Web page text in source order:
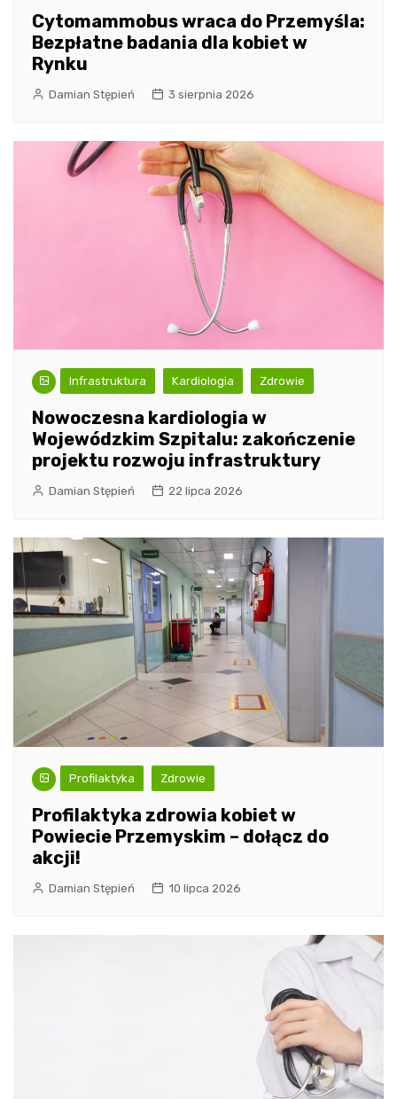
Cytomammobus wraca do Przemyśla:
Bezpłatne badania dla kobiet w
Rynku
Damian Stępień 3 sierpnia 2026
Infrastruktura Kardiologia Zdrowie
Nowoczesna kardiologia w
Wojewódzkim Szpitalu: zakończenie
projektu rozwoju infrastruktury
Damian Stępień 22 lipca 2026
Profilaktyka Zdrowie
Profilaktyka zdrowia kobiet w
Powiecie Przemyskim – dołącz do
akcji!
Damian Stępień 10 lipca 2026